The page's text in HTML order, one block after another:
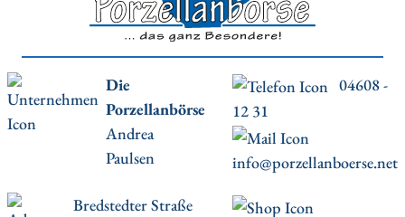
Die
Porzellanbörse
Andrea
Paulsen
04608 -
12 31
info@porzellanboerse.net
Bredstedter Straße